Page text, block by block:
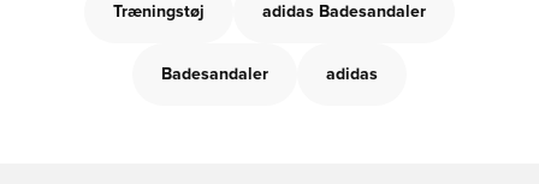
Træningstøj adidas Badesandaler
Badesandaler adidas